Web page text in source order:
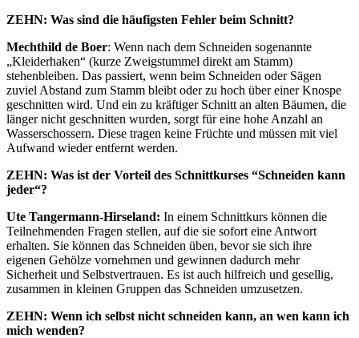
ZEHN: Was sind die häufigsten Fehler beim Schnitt?
Mechthild de Boer: Wenn nach dem Schneiden sogenannte
„Kleiderhaken“ (kurze Zweigstummel direkt am Stamm)
stehenbleiben. Das passiert, wenn beim Schneiden oder Sägen
zuviel Abstand zum Stamm bleibt oder zu hoch über einer Knospe
geschnitten wird. Und ein zu kräftiger Schnitt an alten Bäumen, die
länger nicht geschnitten wurden, sorgt für eine hohe Anzahl an
Wasserschossern. Diese tragen keine Früchte und müssen mit viel
Aufwand wieder entfernt werden.
ZEHN: Was ist der Vorteil des Schnittkurses “Schneiden kann
jeder“?
Ute Tangermann-Hirseland: In einem Schnittkurs können die
Teilnehmenden Fragen stellen, auf die sie sofort eine Antwort
erhalten. Sie können das Schneiden üben, bevor sie sich ihre
eigenen Gehölze vornehmen und gewinnen dadurch mehr
Sicherheit und Selbstvertrauen. Es ist auch hilfreich und gesellig,
zusammen in kleinen Gruppen das Schneiden umzusetzen.
ZEHN: Wenn ich selbst nicht schneiden kann, an wen kann ich
mich wenden?